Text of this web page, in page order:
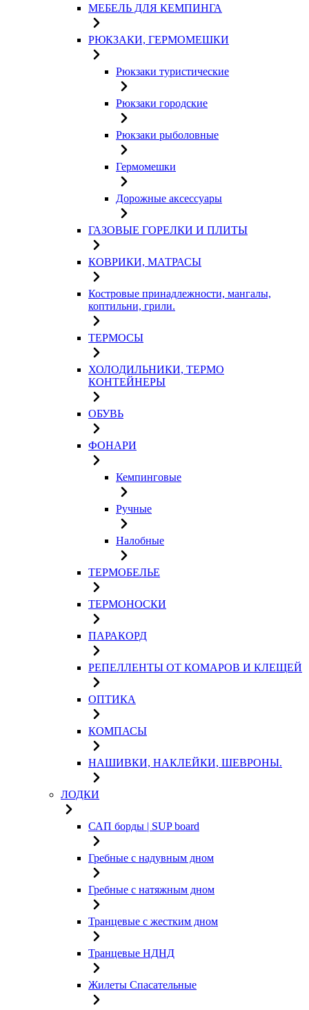
МЕБЕЛЬ ДЛЯ КЕМПИНГА
РЮКЗАКИ, ГЕРМОМЕШКИ
Рюкзаки туристические
Рюкзаки городские
Рюкзаки рыболовные
Гермомешки
Дорожные аксессуары
ГАЗОВЫЕ ГОРЕЛКИ И ПЛИТЫ
КОВРИКИ, МАТРАСЫ
Костровые принадлежности, мангалы,
коптильни, грили.
ТЕРМОСЫ
ХОЛОДИЛЬНИКИ, ТЕРМО
КОНТЕЙНЕРЫ
ОБУВЬ
ФОНАРИ
Кемпинговые
Ручные
Налобные
ТЕРМОБЕЛЬЕ
ТЕРМОНОСКИ
ПАРАКОРД
РЕПЕЛЛЕНТЫ ОТ КОМАРОВ И КЛЕЩЕЙ
ОПТИКА
КОМПАСЫ
НАШИВКИ, НАКЛЕЙКИ, ШЕВРОНЫ.
ЛОДКИ
САП борды | SUP board
Гребные с надувным дном
Гребные с натяжным дном
Транцевые с жестким дном
Транцевые НДНД
Жилеты Спасательные